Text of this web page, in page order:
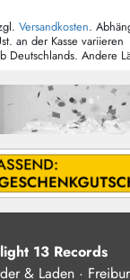
Versandkosten.
an der Kasse variieren
Andere
13 Records
& Laden ·